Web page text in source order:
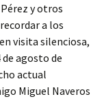
y otros
a los
visita silenciosa,
de agosto de
actual
Miguel Naveros